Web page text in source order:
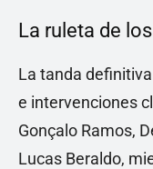
La ruleta de
La tanda
e intervenciones
Gonçalo Ramos,
Lucas Beraldo,